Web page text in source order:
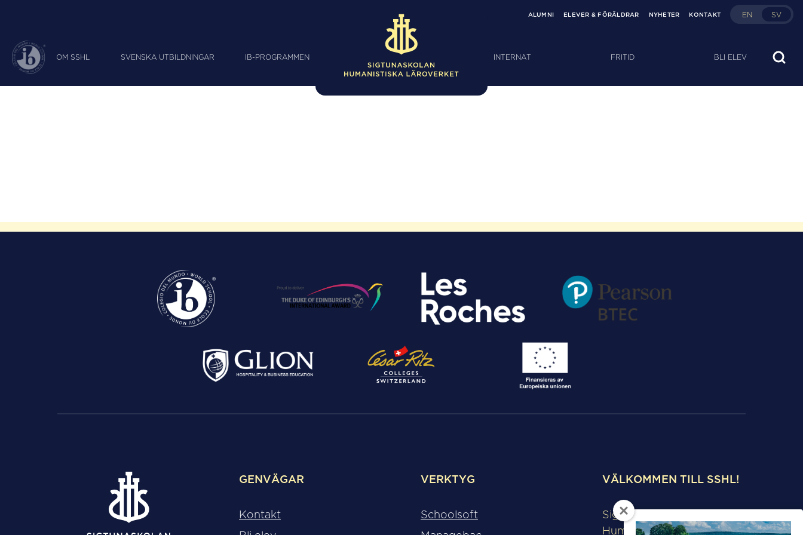
ALUMNI ELEVER & FÖRÄLDRAR NYHETER KONTAKT EN SV
OM SSHL SVENSKA UTBILDNINGAR IB-PROGRAMMEN INTERNAT FRITID BLI ELEV
GENVÄGAR
Kontakt
VERKTYG
Schoolsoft
VÄLKOMMEN TILL SSHL!
Sigtunaskolan
Humanistiska Läroverket